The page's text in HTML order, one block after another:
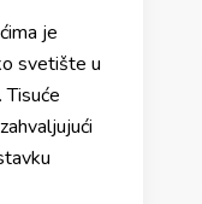
je
svetište u